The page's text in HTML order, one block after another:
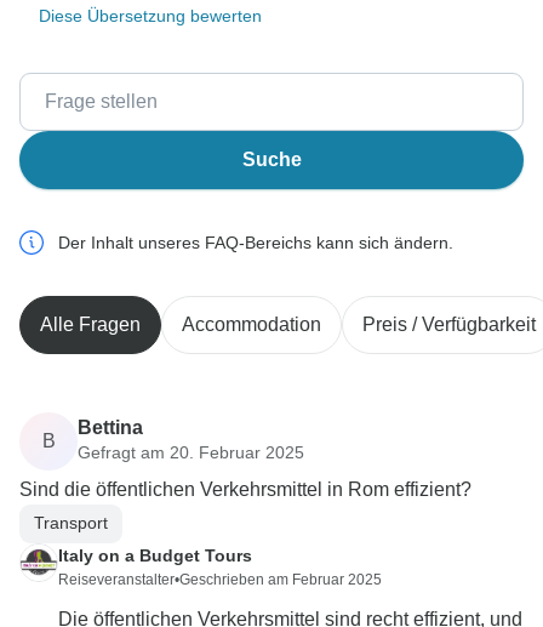
Diese Übersetzung bewerten
Suche
Der Inhalt unseres FAQ-Bereichs kann sich ändern.
Alle Fragen Accommodation Preis / Verfügbarkeit
B
Bettina
Gefragt am 20. Februar 2025
Sind die öffentlichen Verkehrsmittel in Rom effizient?
Transport
Italy on a Budget Tours
Reiseveranstalter•Geschrieben am Februar 2025
Die öffentlichen Verkehrsmittel sind recht effizient, und